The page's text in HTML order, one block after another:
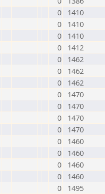
0
1410
0
1410
0
1410
0
1412
0
1462
0
1462
0
1462
0
1470
0
1470
0
1470
0
1470
0
1460
0
1460
0
1460
0
1460
0
1495